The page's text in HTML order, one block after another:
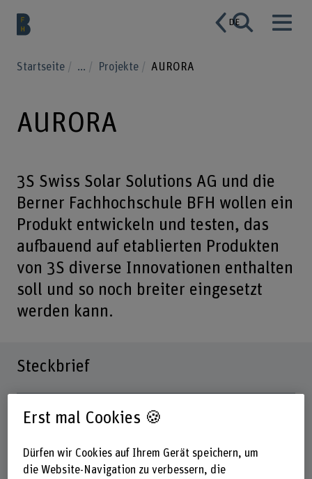
DE
Startseite ... Projekte AURORA
AURORA
3S Swiss Solar Solutions AG und die
Berner Fachhochschule BFH wollen ein
Produkt entwickeln und testen, das
aufbauend auf etablierten Produkten
von 3S diverse Innovationen enthalten
soll und so noch breiter eingesetzt
werden kann.
Steckbrief
Technik und Informatik
Institut(e)
Institut für Energie- und Mobilitätsforschung IEM
Erst mal Cookies 🍪
Dürfen wir Cookies auf Ihrem Gerät speichern, um
die Website-Navigation zu verbessern, die